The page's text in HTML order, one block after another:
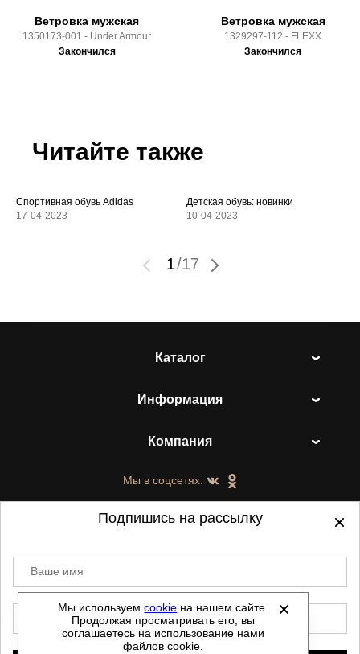
Ветровка мужская
1350173-001 - Under Armour
Закончился
Ветровка мужская
1329297-112 - FLEXX
Закончился
Читайте также
Спортивная обувь Adidas
17-04-2023
Детская обувь: новинки
10-04-2023
1/17
Каталог
Информация
Компания
Мы в соцсетях:
©2021-2026 - ShoesTown.ru - все права
защищены.
Данный сайт не является интернет магазином и
не является публичной офертой.
Мы используемcookie на нашем сайте.
Продолжая просматривать его, вы
соглашаетесь на использование нами
файлов cookie.
Подпишись на рассылку
Ваше имя